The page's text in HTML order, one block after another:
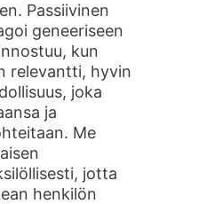
Passiivinen
geneeriseen
kun
relevantti, hyvin
joka
ja
Me
jotta
henkilön